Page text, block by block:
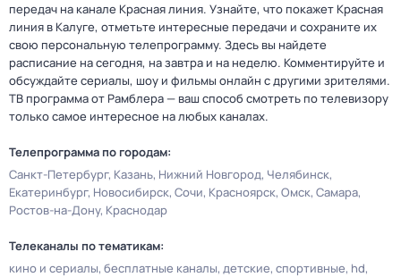
передач на канале Красная линия. Узнайте, что покажет Красная
линия в Калуге, отметьте интересные передачи и сохраните их
свою персональную телепрограмму. Здесь вы найдете
расписание на сегодня, на завтра и на неделю. Комментируйте и
обсуждайте сериалы, шоу и фильмы онлайн с другими зрителями.
ТВ программа от Рамблера — ваш способ смотреть по телевизору
только самое интересное на любых каналах.
Телепрограмма по городам:
Санкт-Петербург Казань Нижний Новгород Челябинск
Екатеринбург Новосибирск Сочи Красноярск Омск Самара
Ростов-на-Дону Краснодар
Телеканалы по тематикам:
кино и сериалы бесплатные каналы детские спортивные hd